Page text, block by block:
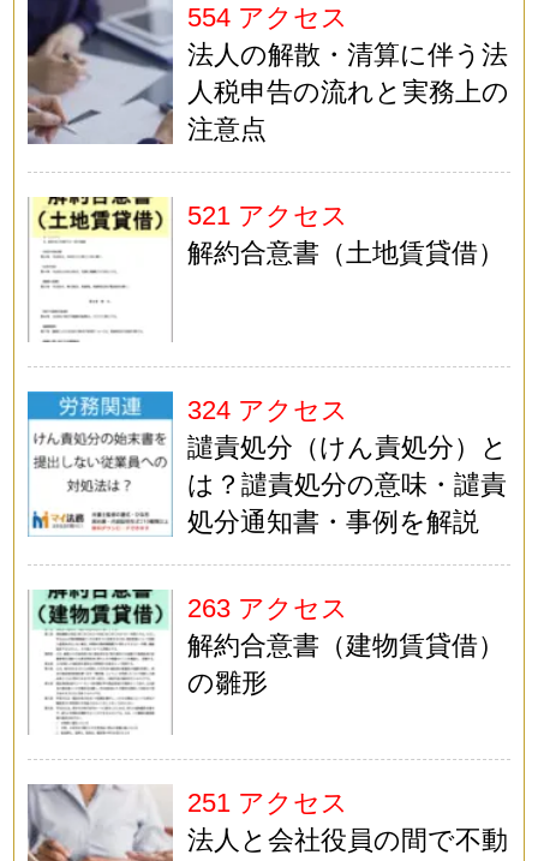
554 アクセス
法人の解散・清算に伴う法
人税申告の流れと実務上の
注意点
521 アクセス
解約合意書（土地賃貸借）
324 アクセス
譴責処分（けん責処分）と
は？譴責処分の意味・譴責
処分通知書・事例を解説
263 アクセス
解約合意書（建物賃貸借）
の雛形
251 アクセス
法人と会社役員の間で不動